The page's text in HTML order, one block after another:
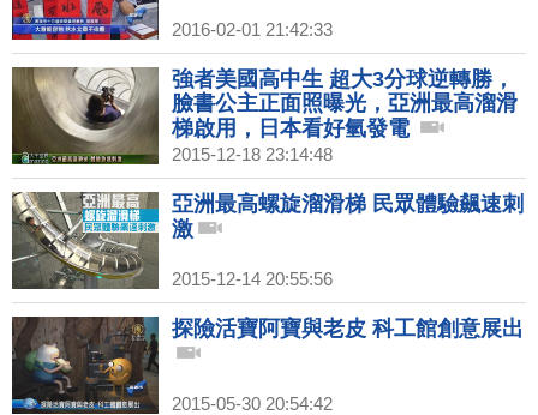
2016-02-01 21:42:33
強者美國高中生 超大3分球逆轉勝，
臉書公主正面照曝光，亞洲最高溜滑
梯啟用，日本看好氫發電
2015-12-18 23:14:48
亞洲最高螺旋溜滑梯 民眾體驗飆速刺
激
2015-12-14 20:55:56
探險活寶阿寶與老皮 科工館創意展出
2015-05-30 20:54:42